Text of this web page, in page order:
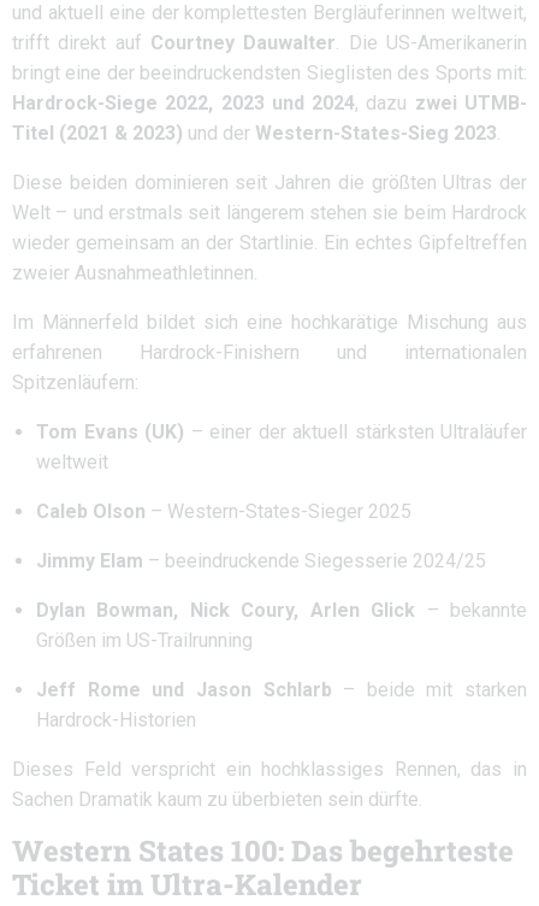
und aktuell eine der komplettesten Bergläuferinnen weltweit,
trifft direkt auf Courtney Dauwalter. Die US-Amerikanerin
bringt eine der beeindruckendsten Sieglisten des Sports mit:
Hardrock-Siege 2022, 2023 und 2024, dazu zwei UTMB-
Titel (2021 & 2023) und der Western-States-Sieg 2023.
Diese beiden dominieren seit Jahren die größten Ultras der
Welt – und erstmals seit längerem stehen sie beim Hardrock
wieder gemeinsam an der Startlinie. Ein echtes Gipfeltreffen
zweier Ausnahmeathletinnen.
Im Männerfeld bildet sich eine hochkarätige Mischung aus
erfahrenen Hardrock-Finishern und internationalen
Spitzenläufern:
Tom Evans (UK) – einer der aktuell stärksten Ultraläufer
weltweit
Caleb Olson – Western-States-Sieger 2025
Jimmy Elam – beeindruckende Siegesserie 2024/25
Dylan Bowman, Nick Coury, Arlen Glick – bekannte
Größen im US-Trailrunning
Jeff Rome und Jason Schlarb – beide mit starken
Hardrock-Historien
Dieses Feld verspricht ein hochklassiges Rennen, das in
Sachen Dramatik kaum zu überbieten sein dürfte.
Western States 100: Das begehrteste
Ticket im Ultra-Kalender